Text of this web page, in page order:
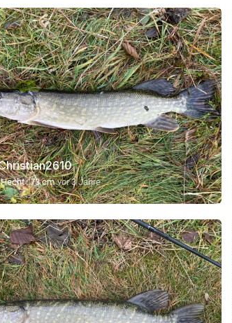
Hecht 73 cm vor 3 Jahre